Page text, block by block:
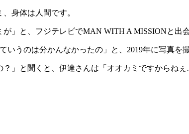
身体は人間です。
」と、フジテレビでMAN WITH A MISSIONと出
うのは分かんなかったの」と、2019年に写真を
」と聞くと、伊達さんは「オオカミですからね